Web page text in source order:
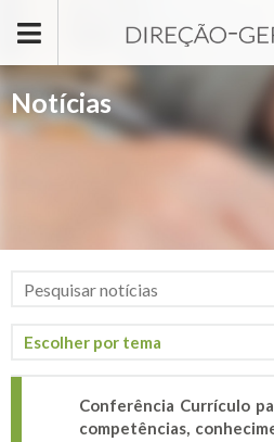
Notícias
Conferência Currículo
competências,